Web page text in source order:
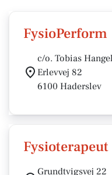
FysioPerform
c/o. Tobias Hangel
Erlevvej 82
6100 Haderslev
Grundtvigsvej 22